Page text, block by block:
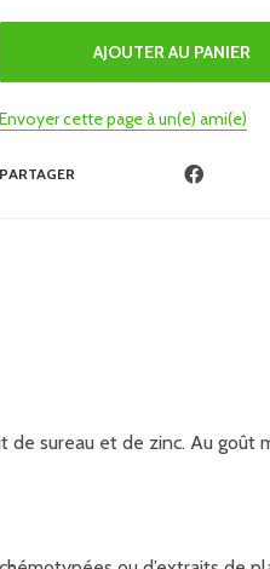
Envoyer cette page à un(e) ami(e)
PARTAGER
de sureau et de zinc. Au goût